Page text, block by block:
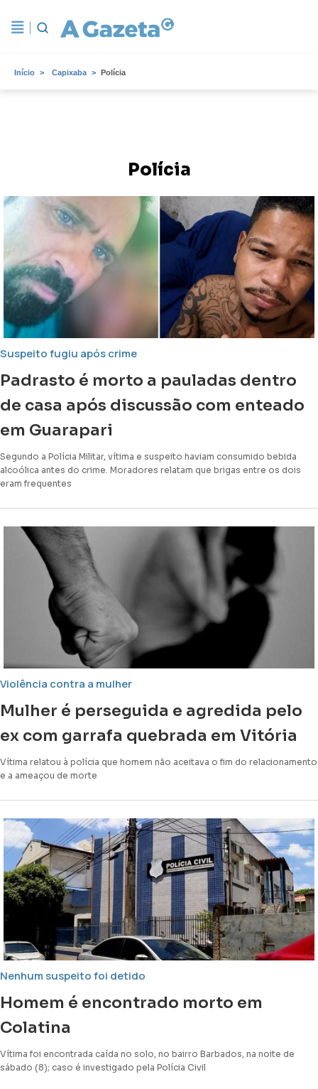
Início Capixaba Polícia
Polícia
Suspeito fugiu após crime
Padrasto é morto a pauladas dentro
de casa após discussão com enteado
em Guarapari
Segundo a Polícia Militar, vítima e suspeito haviam consumido bebida
alcoólica antes do crime. Moradores relatam que brigas entre os dois
eram frequentes
Violência contra a mulher
Mulher é perseguida e agredida pelo
ex com garrafa quebrada em Vitória
Vítima relatou à polícia que homem não aceitava o fim do relacionamento
e a ameaçou de morte
Nenhum suspeito foi detido
Homem é encontrado morto em
Colatina
Vítima foi encontrada caída no solo, no bairro Barbados, na noite de
sábado (8); caso é investigado pela Polícia Civil